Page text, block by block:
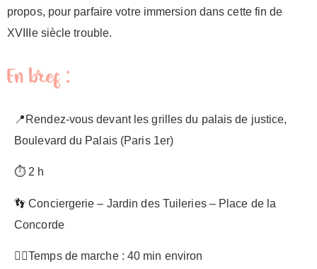
propos, pour parfaire votre immersion dans cette fin de
XVIIIe siècle trouble.
En bref :
📍Rendez-vous devant les grilles du palais de justice,
Boulevard du Palais (Paris 1er)
⏱️ 2 h
👣 Conciergerie – Jardin des Tuileries – Place de la
Concorde
🚶‍♀️Temps de marche : 40 min environ